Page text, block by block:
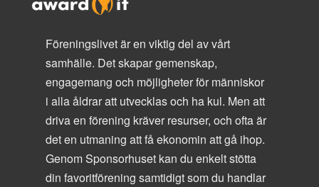
Föreningslivet är en viktig del av vårt
samhälle. Det skapar gemenskap,
engagemang och möjligheter för människor
i alla åldrar att utvecklas och ha kul. Men att
driva en förening kräver resurser, och ofta är
det en utmaning att få ekonomin att gå ihop.
Genom Sponsorhuset kan du enkelt stötta
din favoritförening samtidigt som du handlar